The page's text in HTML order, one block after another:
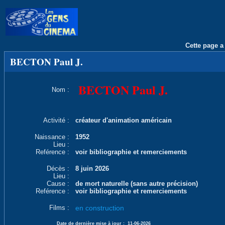
Cette page
BECTON Paul J.
Nom : BECTON Paul J.
Activité : créateur d'animation américain
Naissance :
1952
Lieu :
Reférence :
voir bibliographie et remerciements
Décès :
8 juin 2026
Lieu :
Cause :
de mort naturelle (sans autre précision)
Reférence :
voir bibliographie et remerciements
Films : en construction
Date de dernière mise à jour : 11-06-2026